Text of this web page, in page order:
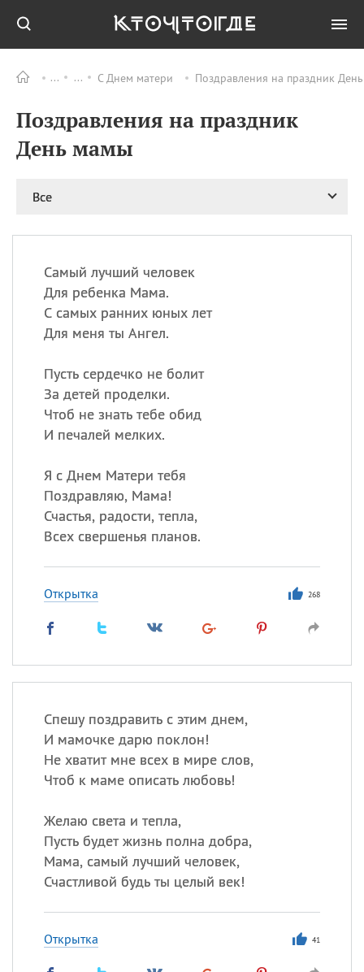
С Днем матери Поздравления на праздник
Поздравления на праздник
День мамы
Все
Самый лучший человек
Для ребенка Мама.
С самых ранних юных лет
Для меня ты Ангел.
Пусть сердечко не болит
За детей проделки.
Чтоб не знать тебе обид
И печалей мелких.
Я с Днем Матери тебя
Поздравляю, Мама!
Счастья, радости, тепла,
Всех свершенья планов.
Открытка 268
Спешу поздравить с этим днем,
И мамочке дарю поклон!
Не хватит мне всех в мире слов,
Чтоб к маме описать любовь!
Желаю света и тепла,
Пусть будет жизнь полна добра,
Мама, самый лучший человек,
Счастливой будь ты целый век!
Открытка 41
ПРАЗДНИКИ Все
09.08 День памяти жертв
атомной
день
(Smokey Bear Day)
ИМЕНА
Посмотреть значение
происхождение